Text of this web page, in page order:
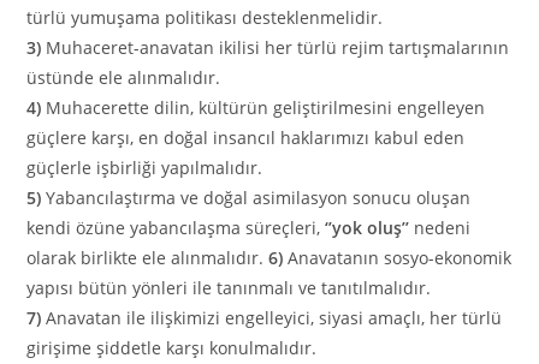
türlü yumuşama politikası desteklenmelidir.
3) Muhaceret-anavatan ikilisi her türlü rejim tartışmalarının
üstünde ele alınmalıdır.
4) Muhacerette dilin, kültürün geliştirilmesini engelleyen
güçlere karşı, en doğal insancıl haklarımızı kabul eden
güçlerle işbirliği yapılmalıdır.
5) Yabancılaştırma ve doğal asimilasyon sonucu oluşan
kendi özüne yabancılaşma süreçleri,‘’yok oluş’’ nedeni
olarak birlikte ele alınmalıdır.6) Anavatanın sosyo-ekonomik
yapısı bütün yönleri ile tanınmalı ve tanıtılmalıdır.
7)Anavatan ile ilişkimizi engelleyici, siyasi amaçlı, her türlü
girişime şiddetle karşı konulmalıdır.